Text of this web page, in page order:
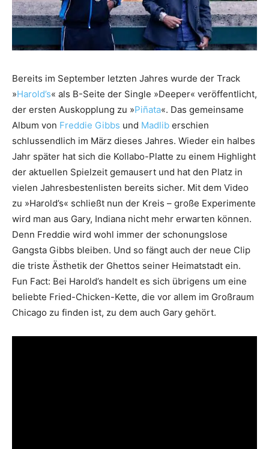
Bereits im September letzten Jahres wurde der Track
»Harold’s« als B-Seite der Single »Deeper« veröffentlicht,
der ersten Auskopplung zu »Piñata«. Das gemeinsame
Album von Freddie Gibbs und Madlib erschien
schlussendlich im März dieses Jahres. Wieder ein halbes
Jahr später hat sich die Kollabo-Platte zu einem Highlight
der aktuellen Spielzeit gemausert und hat den Platz in
vielen Jahresbestenlisten bereits sicher. Mit dem Video
zu »Harold’s« schließt nun der Kreis – große Experimente
wird man aus Gary, Indiana nicht mehr erwarten können.
Denn Freddie wird wohl immer der schonungslose
Gangsta Gibbs bleiben. Und so fängt auch der neue Clip
die triste Ästhetik der Ghettos seiner Heimatstadt ein.
Fun Fact: Bei Harold’s handelt es sich übrigens um eine
beliebte Fried-Chicken-Kette, die vor allem im Großraum
Chicago zu finden ist, zu dem auch Gary gehört.